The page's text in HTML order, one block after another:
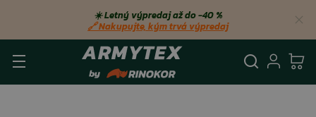
☀️ Letný výpredaj až do −40 %
🔗 Nakupujte, kým trvá výpredaj